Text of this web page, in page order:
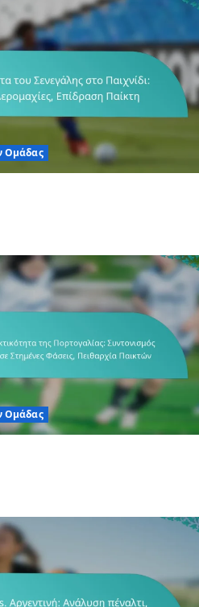
Ομάδας
Ομάδας